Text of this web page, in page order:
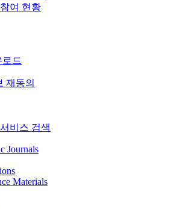
여 현황
드
재동의
비스 검색
Journals
Materials